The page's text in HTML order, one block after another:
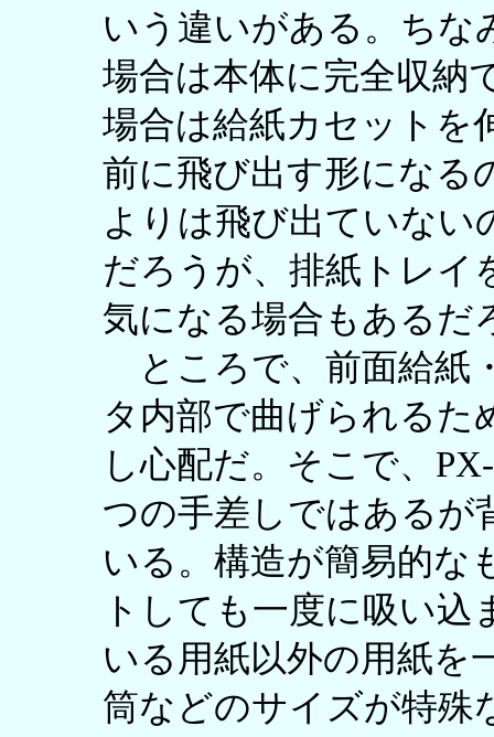
いう違いがある。ちな
場合は本体に完全収納
場合は給紙カセットを
前に飛び出す形になる
よりは飛び出ていない
だろうが、排紙トレイ
気になる場合もあるだ
ところで、前面給紙
タ内部で曲げられるた
し心配だ。そこで、
つの手差しではあるが
いる。構造が簡易的な
トしても一度に吸い
いる用紙以外の用紙を
筒などのサイズが特殊